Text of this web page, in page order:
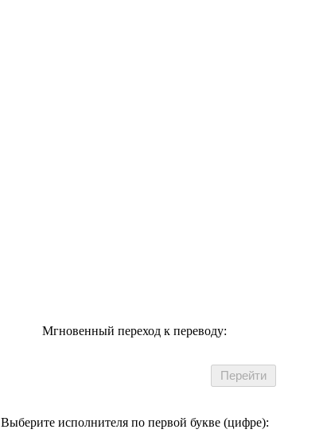
Мгновенный переход к переводу:
Выберите исполнителя по первой букве (цифре):